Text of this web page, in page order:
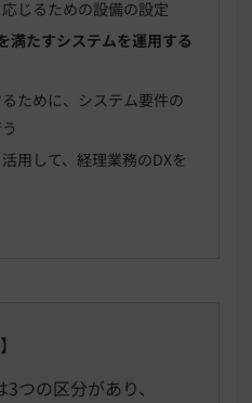
じるための設備の設定
満たすシステムを運用する
ために、システム要件の
用して、経理業務のDXを
つの区分があり、